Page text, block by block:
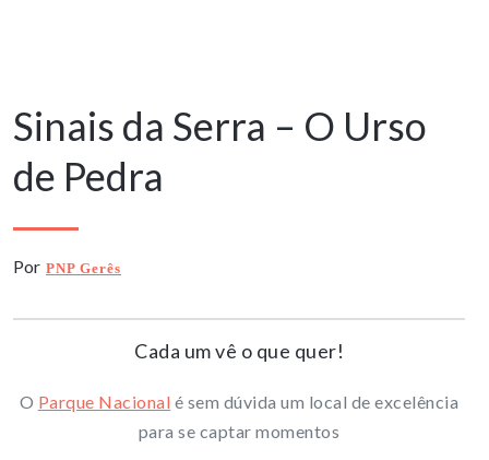
Sinais da Serra – O Urso
de Pedra
Por PNP Gerês
Cada um vê o que quer!
O Parque Nacional é sem dúvida um local de excelência
para se captar momentos